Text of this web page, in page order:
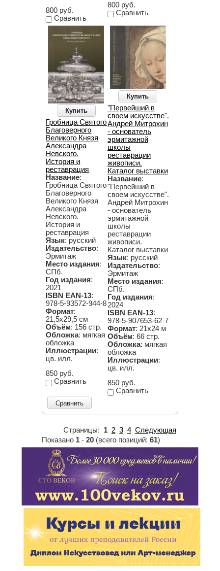
800 руб.
Сравнить
800 руб.
Сравнить
Купить
Гробница Святого
Благоверного
Великого Князя
Александра
Невского.
История и
реставрация
Название:
Гробница Святого
Благоверного
Великого Князя
Александра
Невского.
История и
реставрация
Язык: русский
Издательство:
Эрмитаж
Место издания:
СПб.
Год издания:
2021
ISBN EAN-13:
978-5-93572-944-8
Формат:
21,5х29,5 см
Объём: 156 стр.
Обложка: мягкая
обложка
Иллюстрации:
цв. илл.
850 руб.
Сравнить
Купить
"Первейший в
своем искусстве".
Андрей Митрохин
- основатель
эрмитажной
школы
реставрации
живописи.
Каталог выставки
Название:
"Первейший в
своем искусстве".
Андрей Митрохин
- основатель
эрмитажной
школы
реставрации
живописи.
Каталог выставки
Язык: русский
Издательство:
Эрмитаж
Место издания:
СПб.
Год издания:
2024
ISBN EAN-13:
978-5-907653-62-7
Формат: 21х24 м
Объём: 66 стр.
Обложка: мягкая
обложка
Иллюстрации:
цв. илл.
850 руб.
Сравнить
Сравнить
Страницы: 1 2 3 4 Следующая
Показано 1 -20 (всего позиций:61)